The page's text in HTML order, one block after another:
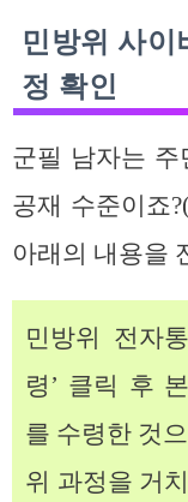
민방위 사이
정 확인
군필 남자는
공재 수준이죠
아래의 내용을
민방위 전자
령’ 클릭 후
를 수령한 것
위 과정을 거